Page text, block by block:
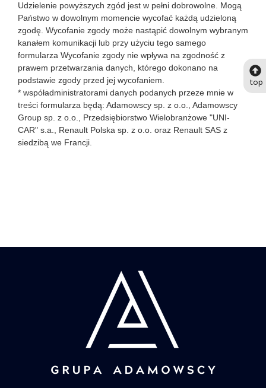
top
Udzielenie powyższych zgód jest w pełni dobrowolne. Mogą
Państwo w dowolnym momencie wycofać każdą udzieloną
zgodę. Wycofanie zgody może nastąpić dowolnym wybranym
kanałem komunikacji lub przy użyciu tego samego
formularza Wycofanie zgody nie wpływa na zgodność z
prawem przetwarzania danych, którego dokonano na
podstawie zgody przed jej wycofaniem.
* współadministratorami danych podanych przeze mnie w
treści formularza będą: Adamowscy sp. z o.o., Adamowscy
Group sp. z o.o., Przedsiębiorstwo Wielobranżowe "UNI-
CAR" s.a., Renault Polska sp. z o.o. oraz Renault SAS z
siedzibą we Francji.